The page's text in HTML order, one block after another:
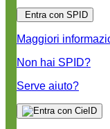
Entra con SPID
Maggiori
Non hai SPID?
Serve aiuto?